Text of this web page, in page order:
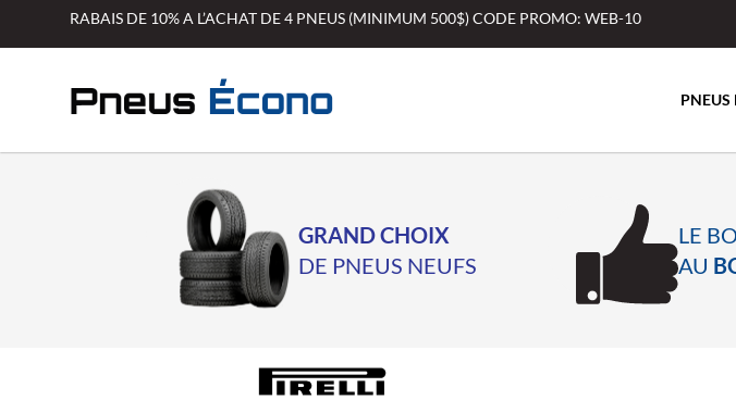
RABAIS DE 10% A L’ACHAT DE 4 PNEUS (MINIMUM 500$) CODE PROMO: WEB-10
PNEUS
GRAND CHOIX
DE PNEUS NEUFS
LE
AU